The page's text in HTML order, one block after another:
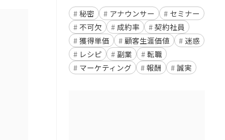
秘密 アナウンサー
セミナー
不可欠
成約率
契約社員
獲得単価
顧客生涯価値
迷惑
レシピ
副業
転職
マーケティング
報酬 誠実